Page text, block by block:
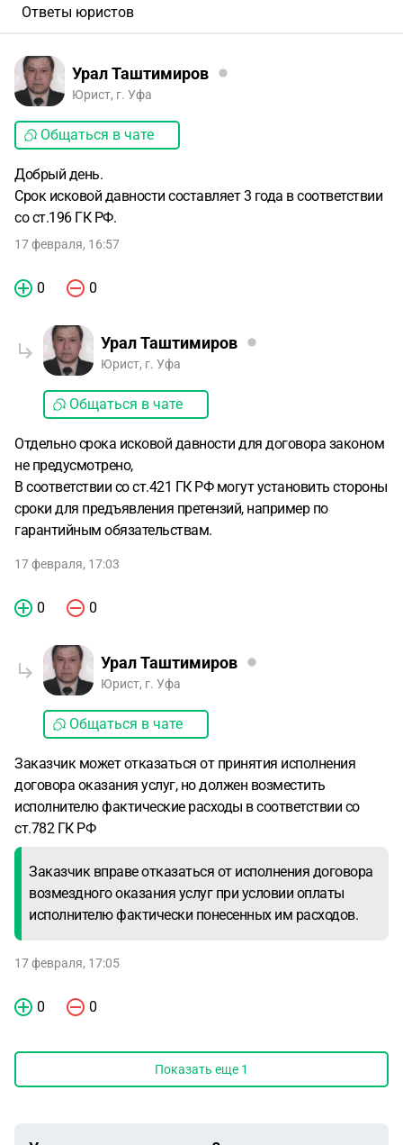
Ответы юристов
Урал Таштимиров
Юрист, г. Уфа
Общаться в чате
Добрый день.
Срок исковой давности составляет 3 года в соответствии
со ст.196 ГК РФ.
17 февраля, 16:57
0 0
Урал Таштимиров
Юрист, г. Уфа
Общаться в чате
Отдельно срока исковой давности для договора законом
не предусмотрено,
В соответствии со ст.421 ГК РФ могут установить стороны
сроки для предъявления претензий, например по
гарантийным обязательствам.
17 февраля, 17:03
0 0
Урал Таштимиров
Юрист, г. Уфа
Общаться в чате
Заказчик может отказаться от принятия исполнения
договора оказания услуг, но должен возместить
исполнителю фактические расходы в соответствии со
ст.782 ГК РФ
Заказчик вправе отказаться от исполнения договора
возмездного оказания услуг при условии оплаты
исполнителю фактически понесенных им расходов.
17 февраля, 17:05
0 0
Показать еще 1